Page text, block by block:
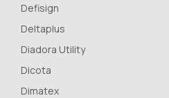
Defisign
Deltaplus
Diadora Utility
Dicota
Dimatex